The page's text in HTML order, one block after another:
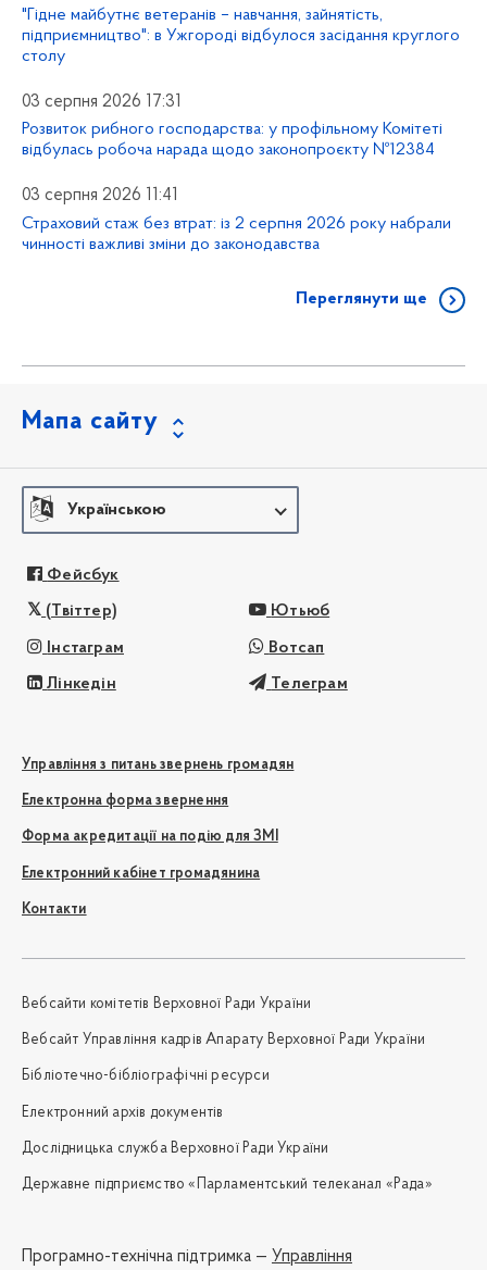
"Гідне майбутнє ветеранів – навчання, зайнятість,
підприємництво": в Ужгороді відбулося засідання круглого
столу
03 серпня 2026 17:31
Розвиток рибного господарства: у профільному Комітеті
відбулась робоча нарада щодо законопроєкту №12384
03 серпня 2026 11:41
Страховий стаж без втрат: із 2 серпня 2026 року набрали
чинності важливі зміни до законодавства
Переглянути ще
Мапа сайту
Українською
Фейсбук
(Твіттер) Ютьюб
Інстаграм Вотсап
Лінкедін Телеграм
Управління з питань звернень громадян
Електронна форма звернення
Форма акредитації на подію для ЗМІ
Електронний кабінет громадянина
Контакти
Вебсайти комітетів Верховної Ради України
Вебсайт Управління кадрів Апарату Верховної Ради України
Бібліотечно-бібліографічні ресурси
Електронний архів документів
Дослідницька служба Верховної Ради України
Державне підприємство «Парламентський телеканал «Рада»
Програмно-технічна підтримка — Управління